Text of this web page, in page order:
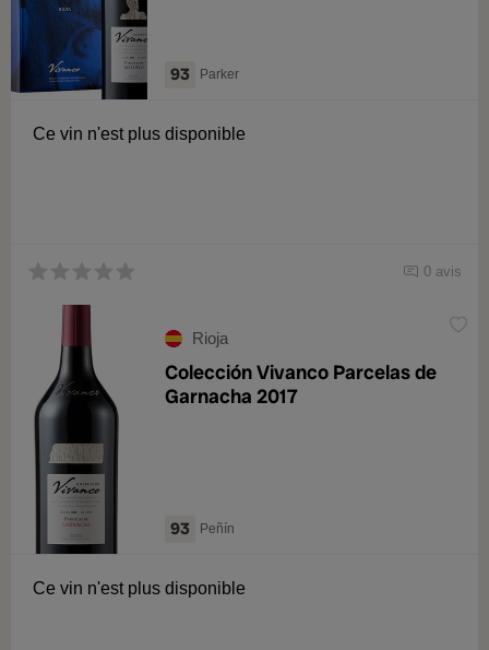
93 Parker
Ce vin n'est plus disponible
0 avis
Rioja
Colección Vivanco Parcelas de
Garnacha 2017
93 Peñín
Ce vin n'est plus disponible